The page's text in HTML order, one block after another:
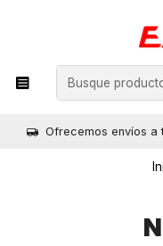
Ofrecemos envíos a